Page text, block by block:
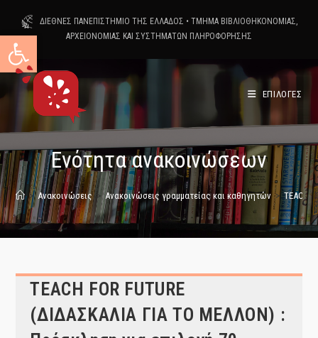
Ανοίξτε τη γραμμή εργαλείων
content
ΔΙΕΘΝΕΣ ΠΑΝΕΠΙΣΤΗΜΙΟ ΤΗΣ ΕΛΛΑΔΟΣ • ΤΜΗΜΑ ΒΙΒΛΙΟΘΗΚΟΝΟΜΙΑΣ,
ΑΡΧΕΙΟΝΟΜΙΑΣ ΚΑΙ ΣΥΣΤΗΜΑΤΩΝ ΠΛΗΡΟΦΟΡΗΣΗΣ
ΕΠΙΛΟΓΕΣ
Ενότητα ανακοινώσεων
> Ανακοινώσεις > Ανακοινώσεις γραμματείας και καθηγητών > TEACH
TEACH FOR FUTURE
(ΔΙΔΑΣΚΑΛΙΑ ΓΙΑ ΤΟ ΜΕΛΛΟΝ) :